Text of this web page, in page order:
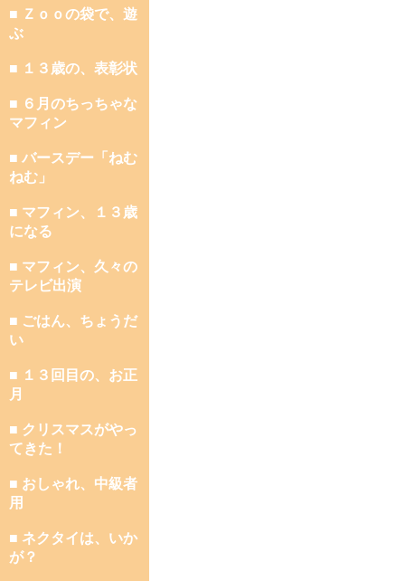
■ Ｚｏｏの袋で、遊
ぶ
■ １３歳の、表彰状
■ ６月のちっちゃな
マフィン
■ バースデー「ねむ
ねむ」
■ マフィン、１３歳
になる
■ マフィン、久々の
テレビ出演
■ ごはん、ちょうだ
い
■ １３回目の、お正
月
■ クリスマスがやっ
てきた！
■ おしゃれ、中級者
用
■ ネクタイは、いか
が？